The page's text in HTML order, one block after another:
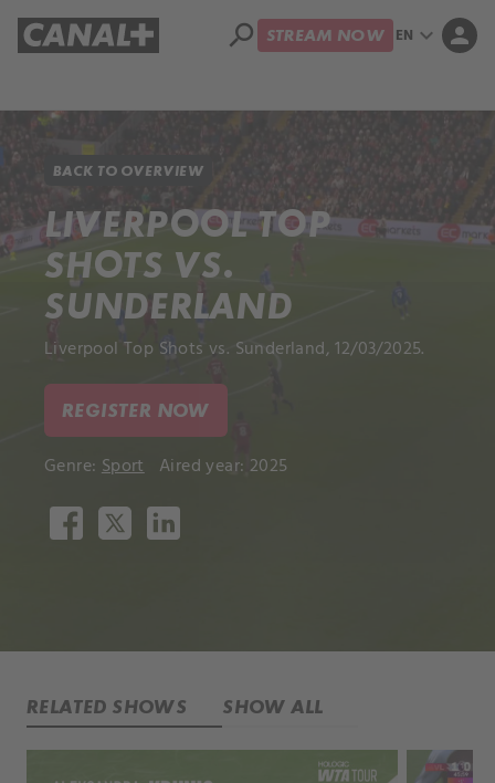
search STREAM NOW EN expand_more person
BACK TO OVERVIEW
LIVERPOOL TOP
SHOTS VS.
SUNDERLAND
Liverpool Top Shots vs. Sunderland, 12/03/2025.
REGISTER NOW
Genre: Sport Aired year: 2025
RELATED SHOWS SHOW ALL